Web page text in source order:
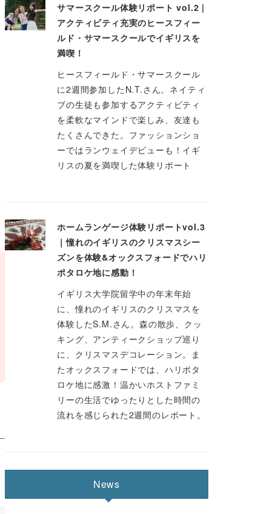
サマースクール体験リポート vol.2 |
アクティビティ充実のヒースフィー
ルド・サマースクールでイギリスを
満喫！
ヒースフィールド・サマースクール
に2週間参加したN.T.さん。ネイティ
ブの生徒も参加するアクティビティ
を柔軟なマインドで楽しみ、友達も
たくさんできた。ファッションショ
ーではランウェイデビューも！イギ
リスの夏を満喫した体験リポート
ホームランゲージ体験リポートvol.3
｜憧れのイギリスのクリスマスシー
ズンを体験&オックスフォードでハリ
ポタロケ地に感動！
イギリス大学院留学中の年末年始
に、憧れのイギリスのクリスマスを
体験したS.M.さん。森の散歩、クッ
キング、アンティークショップ巡り
に、クリスマスデコレーション。ま
たオックスフォードでは、ハリポタ
ロケ地に感激！温かいホストファミ
リーの生活でゆったりとした時間の
流れを感じられた2週間のレポート。
News